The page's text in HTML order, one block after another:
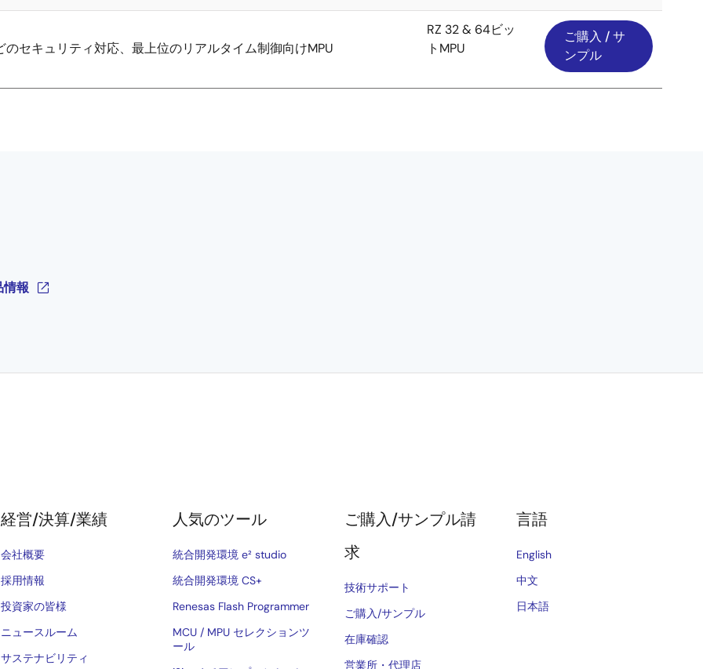
セキュリティ対応、最上位のリアルタイム制御向けMPU
RZ 32 & 64ビッ
トMPU
ご購入 / サ
ンプル
情報
経営/決算/業績
会社概要
採用情報
投資家の皆様
ニュースルーム
サステナビリティ
人気のツール
統合開発環境 e² studio
統合開発環境 CS+
Renesas Flash Programmer
MCU / MPU セレクションツ
ール
ご購入/サンプル請
求
技術サポート
ご購入/サンプル
在庫確認
営業所・代理店
言語
English
中文
日本語